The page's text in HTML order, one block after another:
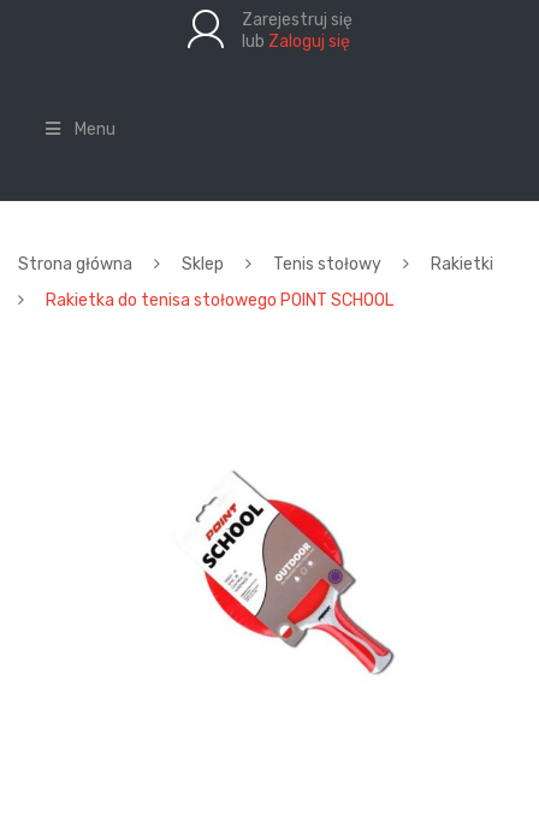
Zarejestruj się
lub Zaloguj się
Menu
Strona główna Sklep Tenis stołowy
Rakietki
Rakietka do tenisa stołowego POINT SCHOOL